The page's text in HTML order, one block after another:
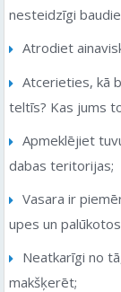
nesteidzīgi
Atrodiet
Atcerieties, kā
teltīs? Kas jums
Apmeklējiet
dabas teritorijas;
Vasara ir
upes un
Neatkarīgi no
makšķerēt;